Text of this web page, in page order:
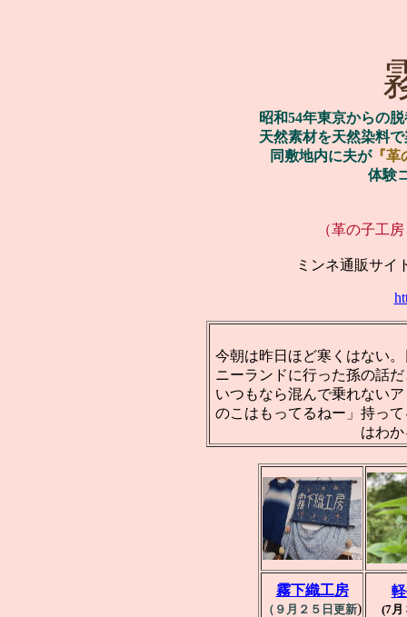
昭和54年東京からの
天然素材を天然染料
同敷地内に夫が『革
体験
（革の子工
ミンネ通販サイ
今朝は昨日ほど寒くはない
ニーランドに行った孫の話
いつもなら混んで乗れない
のこはもってるねー」持っ
はわ
霧下織工房
（９月２５日更新) (7月